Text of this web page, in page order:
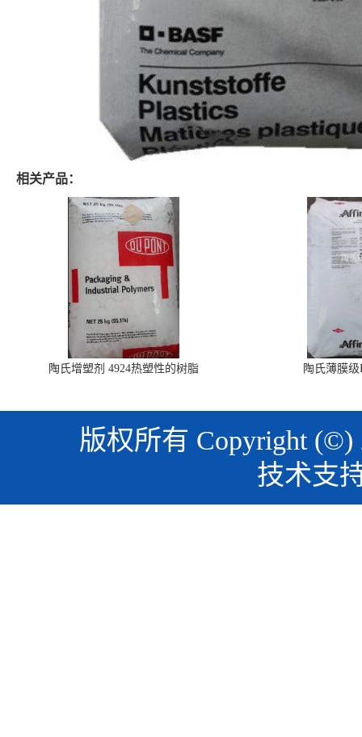
相关产品：
陶氏增塑剂 4924热塑性的树脂 陶氏薄膜级
版权所有 Copyright
技术支